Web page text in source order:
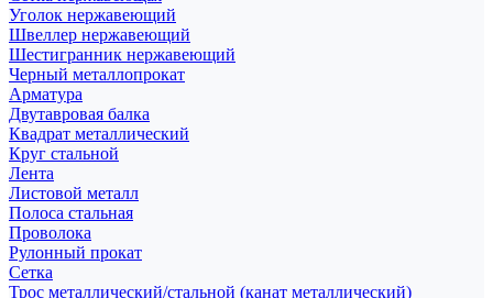
Уголок нержавеющий
Швеллер нержавеющий
Шестигранник нержавеющий
Черный металлопрокат
Арматура
Двутавровая балка
Квадрат металлический
Круг стальной
Лента
Листовой металл
Полоса стальная
Проволока
Рулонный прокат
Сетка
Трос металлический/стальной (канат металлический)